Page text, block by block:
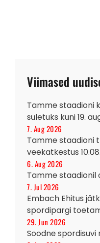
Viimased
Tamme staadioni
suletuks kuni 19.
7. Aug 2026
Tamme staadioni
veekatkestus
6. Aug 2026
Tamme
7. Jul 2026
Embach Ehitus
spordipargi
29. Jun 2026
Soodne